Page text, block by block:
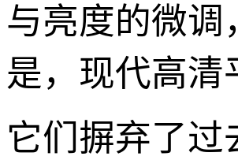
与亮度的微调
是，现代高
它们摒弃了